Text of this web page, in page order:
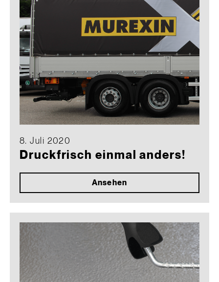
8. Juli 2020
Druckfrisch einmal anders!
Ansehen